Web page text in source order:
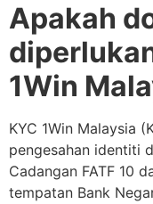
Apakah
1Win
KYC 1Win Malaysia
pengesahan identiti
Cadangan FATF 10
tempatan Bank